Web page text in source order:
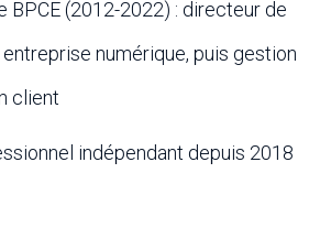
BPCE (2012-2022) : directeur de
numérique, puis gestion
client
indépendant depuis 2018